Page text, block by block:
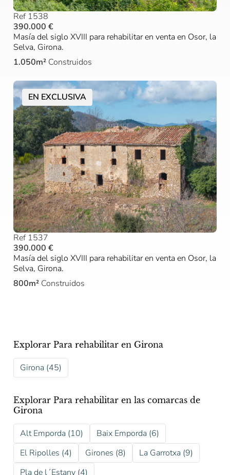
Ref 1538
390.000 €
Masía del siglo XVIII para rehabilitar en venta en Osor, la
Selva, Girona.
1.050m² Construidos
EN EXCLUSIVA
Ref 1537
390.000 €
Masía del siglo XVIII para rehabilitar en venta en Osor, la
Selva, Girona.
800m² Construidos
Explorar Para rehabilitar en Girona
Girona (45)
Explorar Para rehabilitar en las comarcas de
Girona
Alt Emporda (10)
Baix Emporda (6)
El Ripolles (4)
Girones (8)
La Garrotxa (9)
Pla de l´Estany (4)